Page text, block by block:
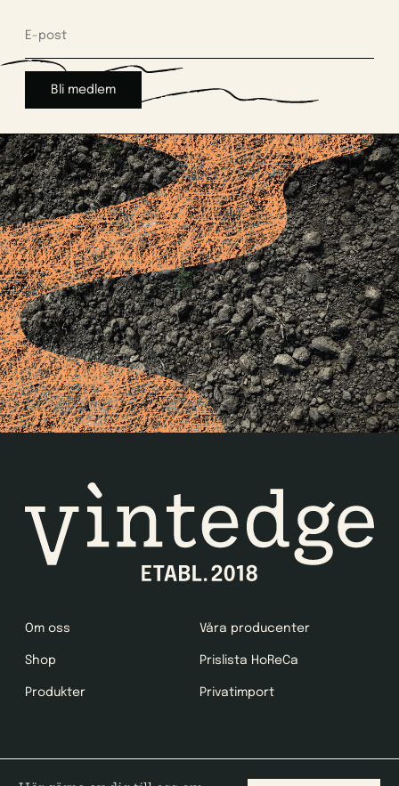
Bli medlem
Om oss
Shop
Produkter
Våra producenter
Prislista HoReCa
Privatimport